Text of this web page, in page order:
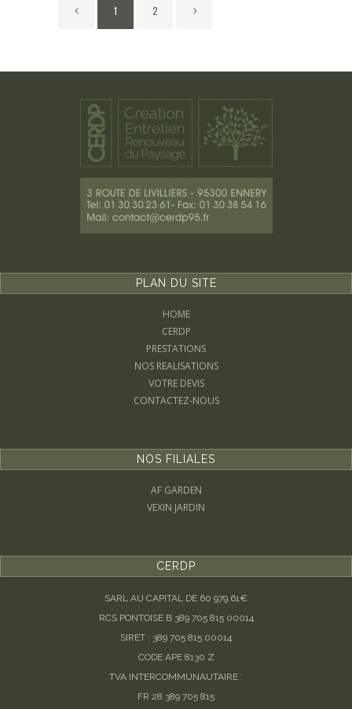
1 2
PLAN DU SITE
HOME
CERDP
PRESTATIONS
NOS REALISATIONS
VOTRE DEVIS
CONTACTEZ-NOUS
NOS FILIALES
AF GARDEN
VEXIN JARDIN
CERDP
SARL AU CAPITAL DE 60 979.61€
RCS PONTOISE B 389 705 815 00014
SIRET : 389 705 815 00014
CODE APE 8130 Z
TVA INTERCOMMUNAUTAIRE :
FR 28 389 705 815